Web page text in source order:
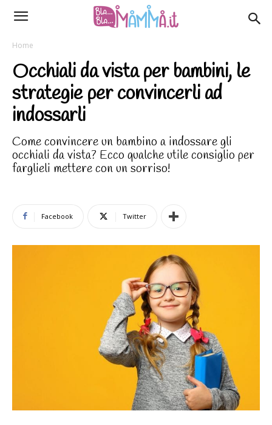
Home
Occhiali da vista per bambini, le
strategie per convincerli ad
indossarli
Come convincere un bambino a indossare gli
occhiali da vista? Ecco qualche utile consiglio per
farglieli mettere con un sorriso!
Facebook Twitter